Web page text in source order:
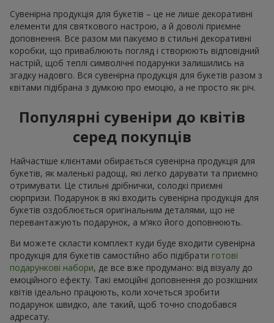
Сувенірна продукція для букетів – це не лише декоративні
елементи для святкового настрою, а й доволі приємне
доповнення. Все разом ми пакуємо в стильні декоративні
коробки, що приваблюють погляд і створюють відповідний
настрій, щоб теплі символічні подарунки залишились на
згадку надовго. Вся сувенірна продукція для букетів разом з
квітами підібрана з думкою про емоцію, а не просто як річ.
Популярні сувеніри до квітів
серед покупців
Найчастіше клієнтами обирається сувенірна продукція для
букетів, як маленькі радощі, які легко дарувати та приємно
отримувати. Це стильні дрібнички, солодкі приємні
сюрпризи. Подарунок в які входить сувенірна продукція для
букетів оздоблюється оригінальним деталями, що не
перевантажують подарунок, а м’яко його доповнюють.
Ви можете скласти комплект куди буде входити сувенірна
продукція для букетів самостійно або підібрати готові
подарункові набори, де все вже продумано: від візуалу до
емоційного ефекту. Такі емоційні доповнення до розкішних
квітів ідеально працюють, коли хочеться зробити
подарунок швидко, але такий, щоб точно сподобався
адресату.